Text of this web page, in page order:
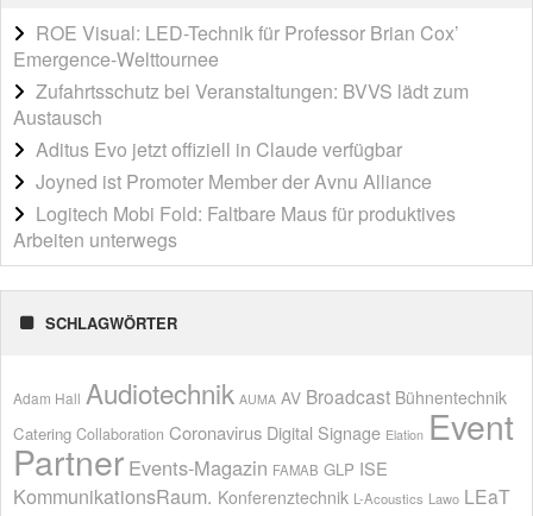
ROE Visual: LED-Technik für Professor Brian Cox’
Emergence-Welttournee
Zufahrtsschutz bei Veranstaltungen: BVVS lädt zum
Austausch
Aditus Evo jetzt offiziell in Claude verfügbar
Joyned ist Promoter Member der Avnu Alliance
Logitech Mobi Fold: Faltbare Maus für produktives
Arbeiten unterwegs
SCHLAGWÖRTER
Adam Hall Audiotechnik AUMA AV Broadcast Bühnentechnik
Catering Collaboration Coronavirus Digital Signage Elation Event
Partner Events-Magazin FAMAB GLP ISE
KommunikationsRaum. Konferenztechnik L-Acoustics Lawo LEaT